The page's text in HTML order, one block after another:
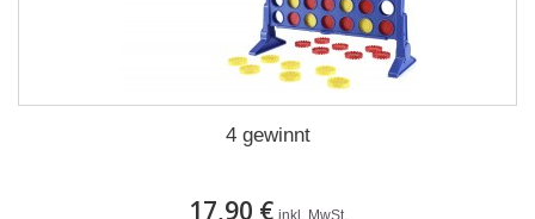
4 gewinnt
17,90 € inkl. MwSt.